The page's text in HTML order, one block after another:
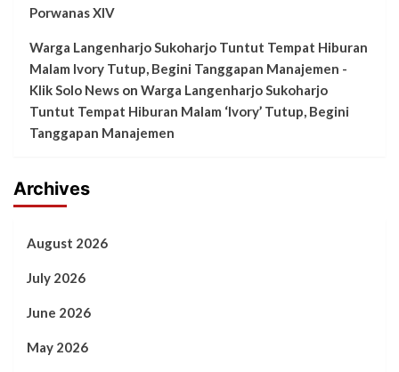
Porwanas XIV
Warga Langenharjo Sukoharjo Tuntut Tempat Hiburan
Malam Ivory Tutup, Begini Tanggapan Manajemen -
Klik Solo News on Warga Langenharjo Sukoharjo
Tuntut Tempat Hiburan Malam ‘Ivory’ Tutup, Begini
Tanggapan Manajemen
Archives
August 2026
July 2026
June 2026
May 2026